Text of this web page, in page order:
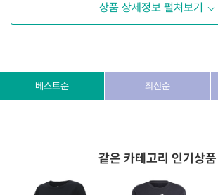
상품 상세정보 펼쳐보기
상호/대표자 (주) 동이커머스
이메일 dongeecom@naver.com
베스트순 최신순
같은 카테고리 인기상품